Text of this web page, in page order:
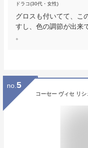
ドラコ(30代・女性)
グロスも付いてて、こ
すし、色の調節が出来
。
no. 5